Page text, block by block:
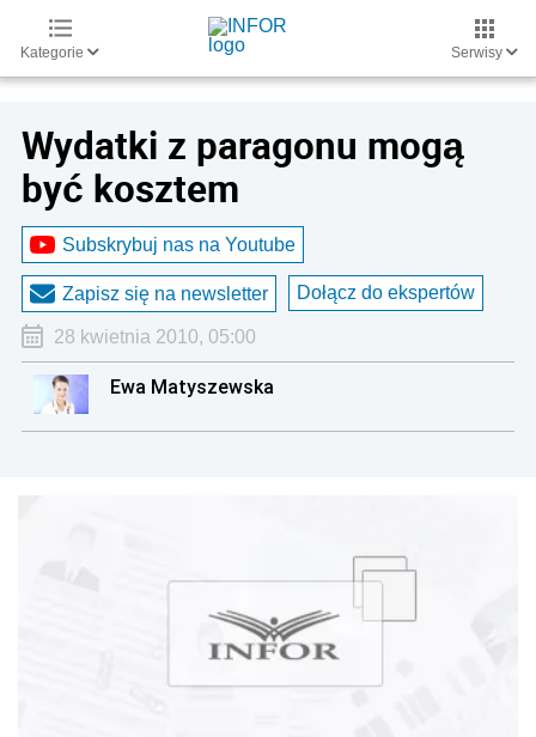
Kategorie Serwisy
Wydatki z paragonu mogą
być kosztem
Subskrybuj nas na Youtube
Zapisz się na newsletter Dołącz do ekspertów
28 kwietnia 2010, 05:00
Ewa Matyszewska